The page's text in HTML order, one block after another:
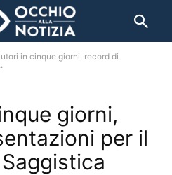
in cinque giorni, record di
giorni,
per il